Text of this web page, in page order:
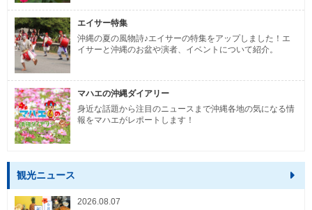
エイサー特集
沖縄の夏の風物詩♪エイサーの特集をアップしました！エ
イサーと沖縄のお盆や演者、イベントについて紹介。
マハエの沖縄ダイアリー
身近な話題から注目のニュースまで沖縄各地の気になる情
報をマハエがレポートします！
観光ニュース
2026.08.07